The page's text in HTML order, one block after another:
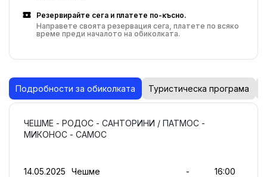
Резервирайте сега и платете по-късно.
Направете своята резервация сега, платете по всяко
време преди началото на обиколката.
Подробности за обиколката Туристическа програма
ЧЕШМЕ - РОДОС - САНТОРИНИ / ПАТМОС -
МИКОНОС - САМОС
14.05.2025  	Чешме									-			16:00